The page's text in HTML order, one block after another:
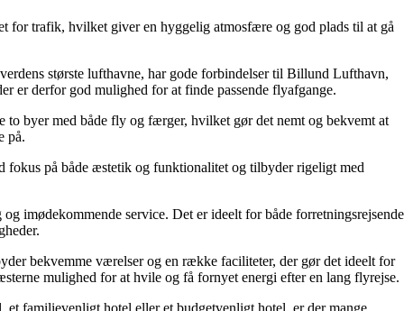
for trafik, hvilket giver en hyggelig atmosfære og god plads til at gå
største lufthavne, har gode forbindelser til Billund Lufthavn,
er derfor god mulighed for at finde passende flyafgange.
byer med både fly og færger, hvilket gør det nemt og bekvemt at
på.
fokus på både æstetik og funktionalitet og tilbyder rigeligt med
imødekommende service. Det er ideelt for både forretningsrejsende
bekvemme værelser og en række faciliteter, der gør det ideelt for
mulighed for at hvile og få fornyet energi efter en lang flyrejse.
et familievenligt hotel eller et budgetvenligt hotel, er der mange